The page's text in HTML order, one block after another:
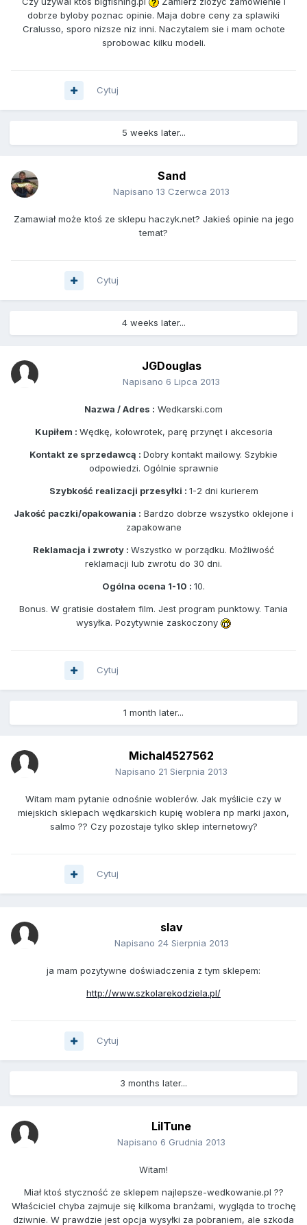
dobrze byloby poznac opinie. Maja dobre ceny za splawiki
Cralusso, sporo nizsze niz inni. Naczytalem sie i mam ochote
sprobowac kilku modeli.
Cytuj
5 weeks later...
Sand
Napisano 13 Czerwca 2013
Zamawiał może ktoś ze sklepu haczyk.net? Jakieś opinie na jego
temat?
Cytuj
4 weeks later...
JGDouglas
Napisano 6 Lipca 2013
Nazwa / Adres : Wedkarski.com
Kupiłem : Wędkę, kołowrotek, parę przynęt i akcesoria
Kontakt ze sprzedawcą : Dobry kontakt mailowy. Szybkie
odpowiedzi. Ogólnie sprawnie
Szybkość realizacji przesyłki : 1-2 dni kurierem
Jakość paczki/opakowania : Bardzo dobrze wszystko oklejone i
zapakowane
Reklamacja i zwroty : Wszystko w porządku. Możliwość
reklamacji lub zwrotu do 30 dni.
Ogólna ocena 1-10 : 10.
Bonus. W gratisie dostałem film. Jest program punktowy. Tania
wysyłka. Pozytywnie zaskoczony
Cytuj
1 month later...
Michal4527562
Napisano 21 Sierpnia 2013
Witam mam pytanie odnośnie woblerów. Jak myślicie czy w
miejskich sklepach wędkarskich kupię woblera np marki jaxon,
salmo ?? Czy pozostaje tylko sklep internetowy?
Cytuj
slav
Napisano 24 Sierpnia 2013
ja mam pozytywne doświadczenia z tym sklepem:
http://www.szkolarekodziela.pl/
Cytuj
3 months later...
LilTune
Napisano 6 Grudnia 2013
Witam!
Miał ktoś styczność ze sklepem najlepsze-wedkowanie.pl ??
Właściciel chyba zajmuje się kilkoma branżami, wygląda to trochę
dziwnie. W prawdzie jest opcja wysyłki za pobraniem, ale szkoda